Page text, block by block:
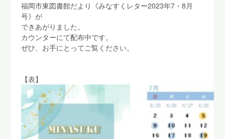
福岡市東図書館だより《みなすくレター2023年7・8月
号》が
できあがりました。
カウンターにて配布中です。
ぜひ、お手にとってご覧ください。
【表】